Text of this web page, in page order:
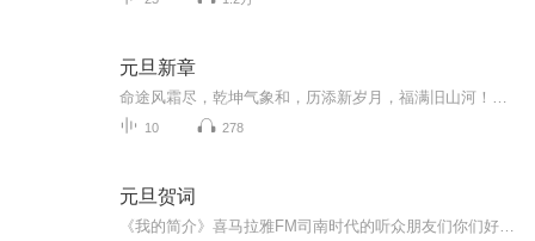
元旦新章
10 278
元旦贺词